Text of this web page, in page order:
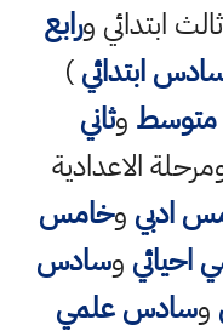
ابتدائي ورابع
ابتدائي)
متوسط وثاني
الاعدادية
ادبي وخامس
وسادس
وسادس علمي